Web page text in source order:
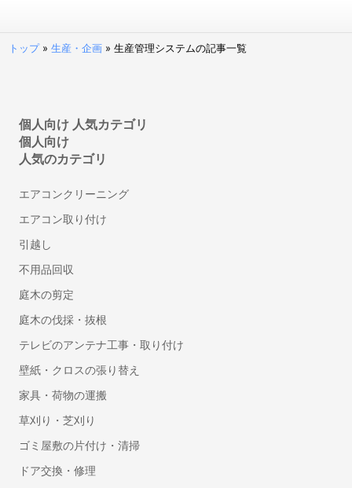
法人カード
経営管理システム
不動産向け電子契約システム
補助金申請サポート・代行
建設業向け電子契約システム
人事・労務
勤怠管理システム
労務管理システム
人事評価システム
タレントマネジメントシステム
給与前払いサービス
Web給与明細システム
人事管理システム
eラーニングシステム
Web面接(オンライン面接)ツール
トップ»生産・企画 »生産管理システムの記事一覧
個人向け 人気カテゴリ
個人向け
人気のカテゴリ
エアコンクリーニング
エアコン取り付け
引越し
不用品回収
庭木の剪定
庭木の伐採・抜根
テレビのアンテナ工事・取り付け
壁紙・クロスの張り替え
家具・荷物の運搬
草刈り・芝刈り
ゴミ屋敷の片付け・清掃
ドア交換・修理